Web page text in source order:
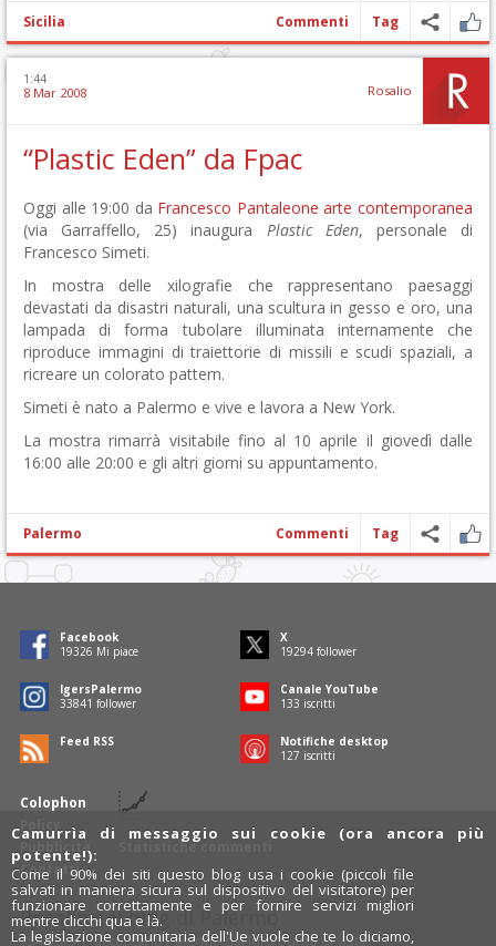
Sicilia Commenti Tag
1:44
8 Mar 2008 Rosalio
“Plastic Eden” da Fpac
Oggi alle 19:00 da Francesco Pantaleone arte contemporanea
(via Garraffello, 25) inaugura Plastic Eden, personale di
Francesco Simeti.
In mostra delle xilografie che rappresentano paesaggi
devastati da disastri naturali, una scultura in gesso e oro, una
lampada di forma tubolare illuminata internamente che
riproduce immagini di traiettorie di missili e scudi spaziali, a
ricreare un colorato pattern.
Simeti è nato a Palermo e vive e lavora a New York.
La mostra rimarrà visitabile fino al 10 aprile il giovedì dalle
16:00 alle 20:00 e gli altri giorni su appuntamento.
Palermo Commenti Tag
Colophon
Policy
Pubblicità
Contatti
Statistiche commenti
Facebook
19654 Mi piace
X
19624follower
IgersPalermo
34420 follower
Canale YouTube
135 iscritti
Feed RSS
Notifiche desktop
130 iscritti
Rosalio è il blog di Palermo
754 autoriraccontano Palermo dal loro punto di vista.
Camurrìa di messaggio sui cookie (ora ancora più
potente!):
Come il 90% dei siti questo blog usa i cookie (piccoli file
salvati in maniera sicura sul dispositivo del visitatore) per
funzionare correttamente e per fornire servizi migliori
mentre clicchi qua e là.
La legislazione comunitaria dell'Ue vuole che te lo diciamo,